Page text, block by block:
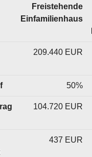
Freistehende
Einfamilienhaus
209.440 EUR
50%
104.720 EUR
437 EUR